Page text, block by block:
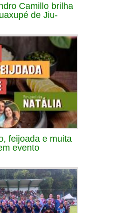
Camillo brilha
de Jiu-
feijoada e muita
evento